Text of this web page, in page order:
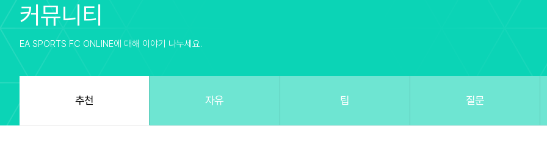
스쿼드
경기 기록
커뮤니티
방명록
설정
업데이트
유저 가이드
게임 플레이 버그 제보
훈련코치/특성 도우미
스쿼드 피드
커뮤니티
EA SPORTS FC ONLINE에 대해 이야기 나누세요.
추천 자유 팁 질문